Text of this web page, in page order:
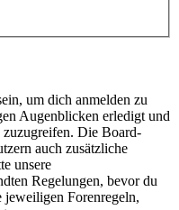
um dich anmelden zu
Augenblicken erledigt und
Die Board-
auch zusätzliche
unsere
Regelungen, bevor du
jeweiligen Forenregeln,